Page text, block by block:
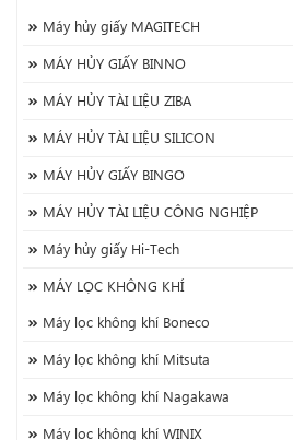
Máy hủy giấy MAGITECH
MÁY HỦY GIẤY BINNO
MÁY HỦY TÀI LIỆU ZIBA
MÁY HỦY TÀI LIỆU SILICON
MÁY HỦY GIẤY BINGO
MÁY HỦY TÀI LIỆU CÔNG NGHIỆP
Máy hủy giấy Hi-Tech
MÁY LỌC KHÔNG KHÍ
Máy lọc không khí Boneco
Máy lọc không khí Mitsuta
Máy lọc không khí Nagakawa
Máy lọc không khí WINIX